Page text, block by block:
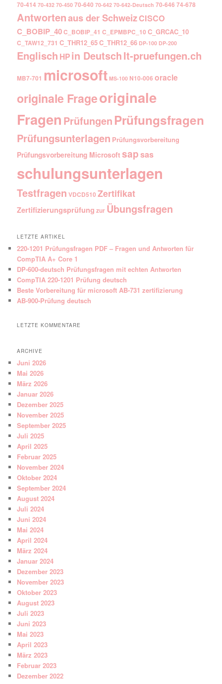
70-414 70-432 70-450 70-640 70-642 70-642-Deutsch 70-646 74-678
Antwortenaus der SchweizCISCO
C_BOBIP_40C_BOBIP_41 C_EPMBPC_10 C_GRCAC_10
C_TAW12_731 C_THR12_65C_THR12_66 DP-100 DP-200
Englisch HPin DeutschIt-pruefungen.ch
MB7-701 microsoft MS-100 N10-006 oracle
originale Frageoriginale
Fragen Prüfungen Prüfungsfragen
Prüfungsunterlagen Prüfungsvorbereitung
Prüfungsvorbereitung Microsoft sapsas
schulungsunterlagen
Testfragen VDCD510 Zertifikat
Zertifizierungsprüfung zur Übungsfragen
LETZTE ARTIKEL
220-1201 Prüfungsfragen PDF – Fragen und Antworten für
CompTIA A+ Core 1
DP-600-deutsch Prüfungsfragen mit echten Antworten
CompTIA 220-1201 Prüfung deutsch
Beste Vorbereitung für microsoft AB-731 zertifizierung
AB-900-Prüfung deutsch
LETZTE KOMMENTARE
ARCHIVE
Juni 2026
Mai 2026
März 2026
Januar 2026
Dezember 2025
November 2025
September 2025
Juli 2025
April 2025
Februar 2025
November 2024
Oktober 2024
September 2024
August 2024
Juli 2024
Juni 2024
Mai 2024
April 2024
März 2024
Januar 2024
Dezember 2023
November 2023
Oktober 2023
August 2023
Juli 2023
Juni 2023
Mai 2023
April 2023
März 2023
Februar 2023
Dezember 2022